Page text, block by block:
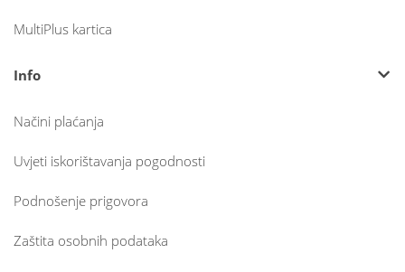
MultiPlus kartica
Info
Načini plaćanja
Uvjeti iskorištavanja pogodnosti
Podnošenje prigovora
Zaštita osobnih podataka